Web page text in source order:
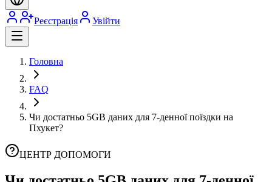
Реєстрація Увійти
Головна
FAQ
Чи достатньо 5GB даних для 7-денної поїздки на
Пхукет?
ЦЕНТР ДОПОМОГИ